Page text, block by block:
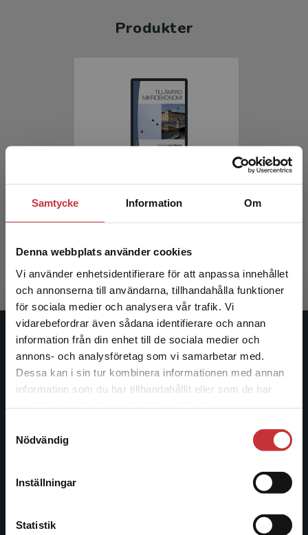
Samtycke Information Om
Denna webbplats använder cookies
Vi använder enhetsidentifierare för att anpassa innehållet
och annonserna till användarna, tillhandahålla funktioner
för sociala medier och analysera vår trafik. Vi
vidarebefordrar även sådana identifierare och annan
information från din enhet till de sociala medier och
annons- och analysföretag som vi samarbetar med.
Dessa kan i sin tur kombinera informationen med annan
information som du har tillhandahållit eller som de har
Nödvändig
Inställningar
Statistik
Begränsad fraktregion
Det verkar som att du besöker
studentlitteratur.se via en enhet utanför Sverige.
Vi erbjuder inte leveranser utanför Sverige. För
att kunna slutföra ett köp måste
Produkter
226 krinkl. moms
Studentlitteratur
Studentlitteratur grundades 1963 och är idag Sveriges
ledande utbildningsförlag. Med läromedel, kurslitteratur,
facklitteratur, utbildningar och digitala
informationstjänster i utbudet, finns Studentlitteratur med
längs hela kunskapsresan.
Kontakta oss